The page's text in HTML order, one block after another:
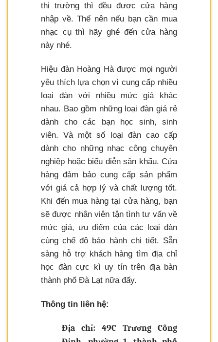
thị trường thì đều được cửa hàng
nhập về. Thế nên nếu bạn cần mua
nhạc cụ thì hãy ghé đến cửa hàng
này nhé.
Hiệu đàn Hoàng Hà được mọi người
yêu thích lựa chọn vì cung cấp nhiều
loại đàn với nhiều mức giá khác
nhau. Bao gồm những loại đàn giá rẻ
dành cho các bạn học sinh, sinh
viên. Và một số loại đàn cao cấp
dành cho những nhạc công chuyên
nghiệp hoặc biểu diễn sân khấu. Cửa
hàng đảm bảo cung cấp sản phẩm
với giá cả hợp lý và chất lượng tốt.
Khi đến mua hàng tại cửa hàng, bạn
sẽ được nhân viên tận tình tư vấn về
mức giá, ưu điểm của các loại đàn
cùng chế độ bảo hành chi tiết. Sẵn
sàng hỗ trợ khách hàng tìm địa chỉ
học đàn cực kì uy tín trên địa bàn
thành phố Đà Lạt nữa đấy.
Thông tin liên hệ:
Địa chỉ: 49C Trương Công